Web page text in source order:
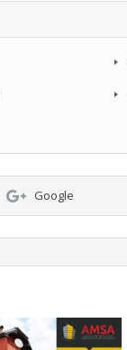
Google